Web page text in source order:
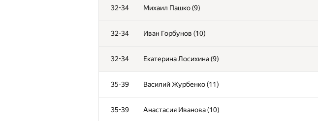
32-34 Михаил Пашко (9)
32-34 Иван Горбунов (10)
32-34 Екатерина Лосихина (9)
35-39 Василий Журбенко (11)
35-39 Анастасия Иванова (10)
1 Илья Абрамов (11)